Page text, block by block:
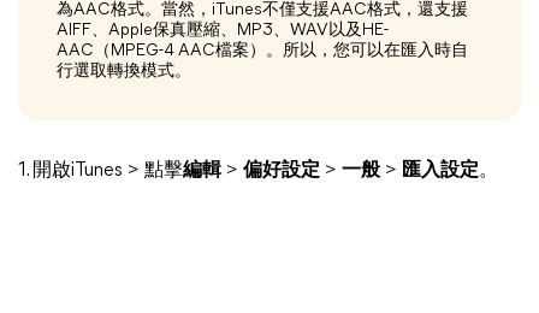
為AAC格式。當然，iTunes不僅支援AAC格式，還支援
AIFF、Apple保真壓縮、MP3、WAV以及HE-
AAC（MPEG-4 AAC檔案）。所以，您可以在匯入時自
行選取轉換模式。
1. 開啟iTunes > 點擊編輯> 偏好設定 > 一般 > 匯入設定。